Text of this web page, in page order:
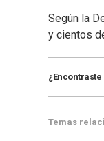
Según la
y cientos
Temas